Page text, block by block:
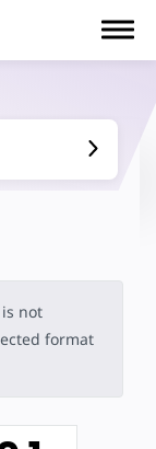
not
format